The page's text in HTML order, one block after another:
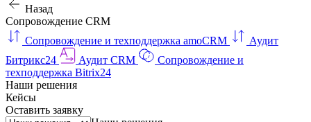
Назад
Сопровождение CRM
Сопровождение и техподдержка amoCRM
Аудит
Битрикс24
Аудит CRM
Сопровождение и
техподдержка Bitrix24
Наши решения
Кейсы
Оставить заявку